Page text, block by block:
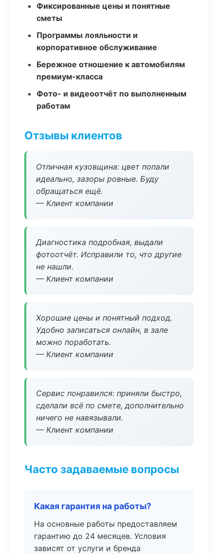
Фиксированные цены и понятные
сметы
Программы лояльности и
корпоративное обслуживание
Бережное отношение к автомобилям
премиум-класса
Фото- и видеоотчёт по выполненным
работам
Отзывы клиентов
Отличная кузовщина: цвет попали
идеально, зазоры ровные. Буду
обращаться ещё.
— Клиент компании
Диагностика подробная, выдали
фотоотчёт. Исправили то, что другие
не нашли.
— Клиент компании
Хорошие цены и понятный подход.
Удобно записаться онлайн, в зале
можно поработать.
— Клиент компании
Сервис понравился: приняли быстро,
сделали всё по смете, дополнительно
ничего не навязывали.
— Клиент компании
Часто задаваемые вопросы
Какая гарантия на работы?
На основные работы предоставляем
гарантию до 24 месяцев. Условия
зависят от услуги и бренда